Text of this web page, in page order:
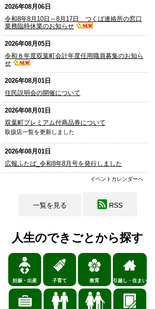
2026年08月06日
令和8年8月10日～8月17日 つくば連絡所の窓口
業務臨時休業のお知らせ
2026年08月05日
令和８年度双葉町会計年度任用職員募集のお知ら
せ
2026年08月01日
住民説明会の開催について
2026年08月01日
双葉町プレミアム付商品券について
取扱店一覧を更新しました
2026年08月01日
広報ふたば_令和8年8月号を発行しました
イベントカレンダーへ
一覧を見る RSS
人生のできごとから探す
妊娠・出産 子育て 教育 引越し・住まい